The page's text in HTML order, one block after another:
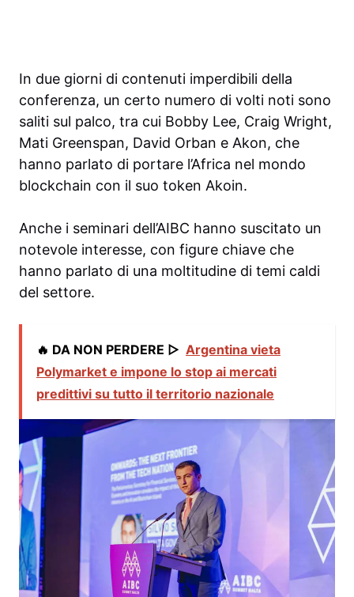
In due giorni di contenuti imperdibili della
conferenza, un certo numero di volti noti sono
saliti sul palco, tra cui Bobby Lee, Craig Wright,
Mati Greenspan, David Orban e Akon, che
hanno parlato di portare l’Africa nel mondo
blockchain con il suo token Akoin.
Anche i seminari dell’AIBC hanno suscitato un
notevole interesse, con figure chiave che
hanno parlato di una moltitudine di temi caldi
del settore.
🔥 DA NON PERDERE ▷ Argentina vieta
Polymarket e impone lo stop ai mercati
predittivi su tutto il territorio nazionale